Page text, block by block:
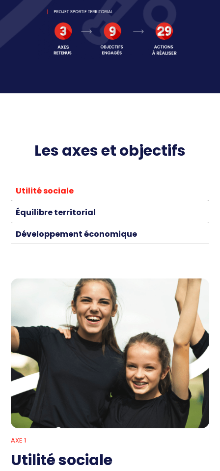
Les axes et objectifs
Utilité sociale
Équilibre territorial
Développement économique
AXE 1
Utilité sociale